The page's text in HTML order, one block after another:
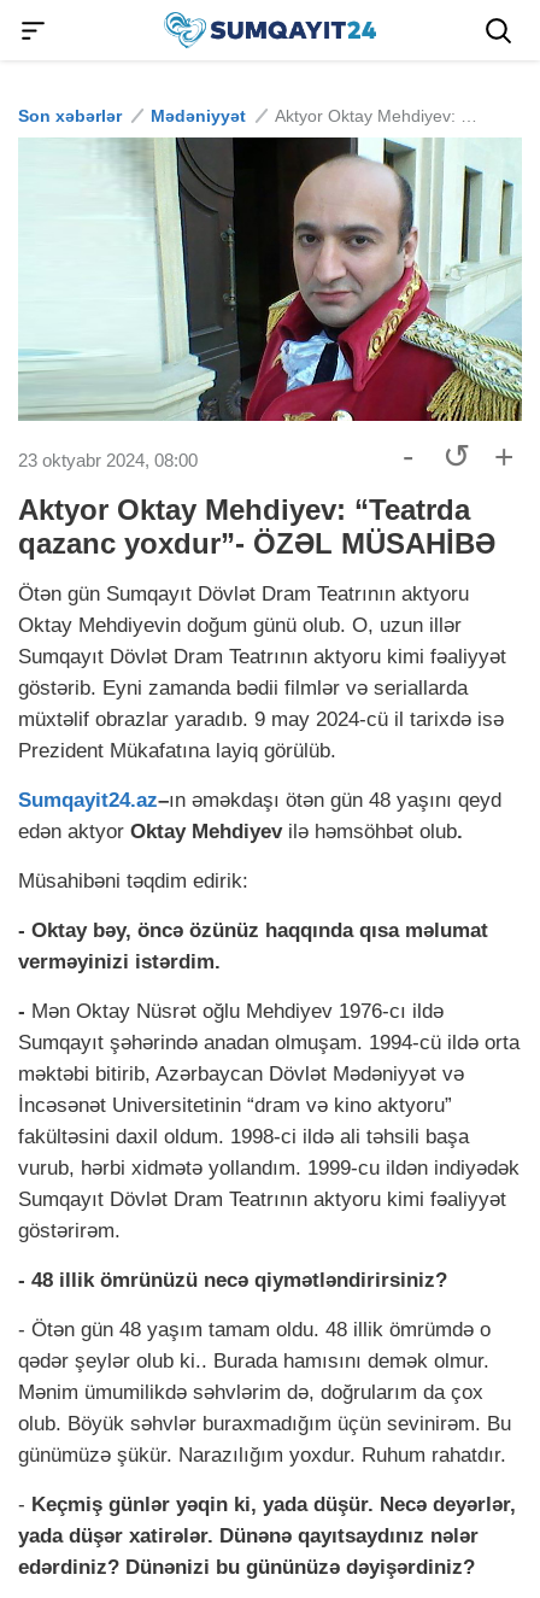
Son xəbərlər Mədəniyyət
23 oktyabr 2024, 08:00 - ↺ +
Aktyor Oktay Mehdiyev: “Teatrda
qazanc yoxdur”- ÖZƏL MÜSAHİBƏ
Ötən gün Sumqayıt Dövlət Dram Teatrının aktyoru
Oktay Mehdiyevin doğum günü olub. O, uzun illər
Sumqayıt Dövlət Dram Teatrının aktyoru kimi fəaliyyət
göstərib. Eyni zamanda bədii filmlər və seriallarda
müxtəlif obrazlar yaradıb. 9 may 2024-cü il tarixdə isə
Prezident Mükafatına layiq görülüb.
Sumqayit24.az–ın əməkdaşı ötən gün 48 yaşını qeyd
edən aktyor Oktay Mehdiyev ilə həmsöhbət olub.
Müsahibəni təqdim edirik:
- Oktay bəy, öncə özünüz haqqında qısa məlumat
verməyinizi istərdim.
- Mən Oktay Nüsrət oğlu Mehdiyev 1976-cı ildə
Sumqayıt şəhərində anadan olmuşam. 1994-cü ildə orta
məktəbi bitirib, Azərbaycan Dövlət Mədəniyyət və
İncəsənət Universitetinin “dram və kino aktyoru”
fakültəsini daxil oldum. 1998-ci ildə ali təhsili başa
vurub, hərbi xidmətə yollandım. 1999-cu ildən indiyədək
Sumqayıt Dövlət Dram Teatrının aktyoru kimi fəaliyyət
göstərirəm.
- 48 illik ömrünüzü necə qiymətləndirirsiniz?
- Ötən gün 48 yaşım tamam oldu. 48 illik ömrümdə o
qədər şeylər olub ki.. Burada hamısını demək olmur.
Mənim ümumilikdə səhvlərim də, doğrularım da çox
olub. Böyük səhvlər buraxmadığım üçün sevinirəm. Bu
günümüzə şükür. Narazılığım yoxdur. Ruhum rahatdır.
- Keçmiş günlər yəqin ki, yada düşür. Necə deyərlər,
yada düşər xatirələr. Dünənə qayıtsaydınız nələr
edərdiniz? Dünənizi bu gününüzə dəyişərdiniz?